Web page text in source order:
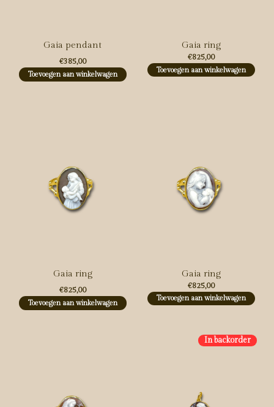
Gaia pendant
€385,00
Toevoegen aan winkelwagen
Gaia ring
€825,00
Toevoegen aan winkelwagen
Gaia ring
€825,00
Toevoegen aan winkelwagen
Gaia ring
€825,00
Toevoegen aan winkelwagen
In backorder